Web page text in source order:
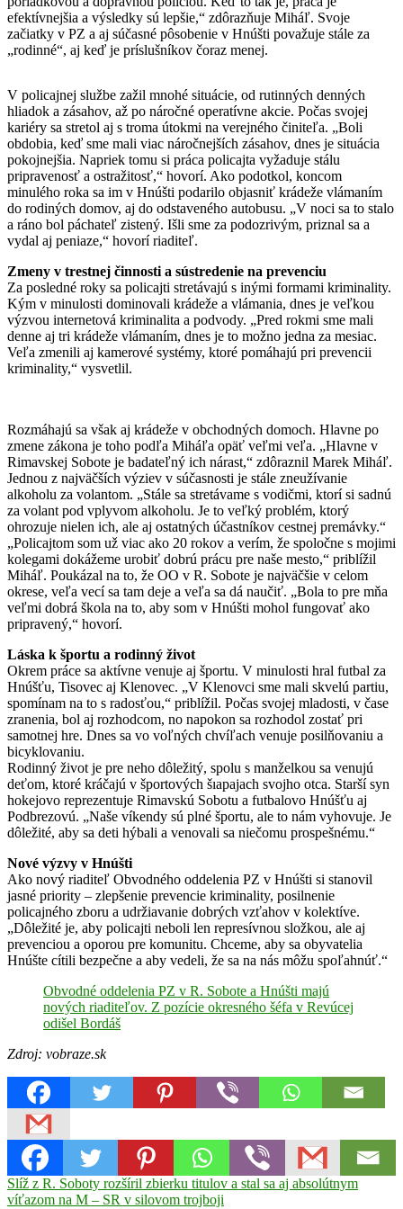
efektívnejšia a výsledky sú lepšie,“ zdôrazňuje Miháľ. Svoje
začiatky v PZ a aj súčasné pôsobenie v Hnúšti považuje stále za
„rodinné“, aj keď je príslušníkov čoraz menej.
V policajnej službe zažil mnohé situácie, od rutinných denných
hliadok a zásahov, až po náročné operatívne akcie. Počas svojej
kariéry sa stretol aj s troma útokmi na verejného činiteľa. „Boli
obdobia, keď sme mali viac náročnejších zásahov, dnes je situácia
pokojnejšia. Napriek tomu si práca policajta vyžaduje stálu
pripravenosť a ostražitosť,“ hovorí. Ako podotkol, koncom
minulého roka sa im v Hnúšti podarilo objasniť krádeže vlámaním
do rodiných domov, aj do odstaveného autobusu. „V noci sa to stalo
a ráno bol páchateľ zistený. Išli sme za podozrivým, priznal sa a
vydal aj peniaze,“ hovorí riaditeľ.
Zmeny v trestnej činnosti a sústredenie na prevenciu
Za posledné roky sa policajti stretávajú s inými formami kriminality.
Kým v minulosti dominovali krádeže a vlámania, dnes je veľkou
výzvou internetová kriminalita a podvody. „Pred rokmi sme mali
denne aj tri krádeže vlámaním, dnes je to možno jedna za mesiac.
Veľa zmenili aj kamerové systémy, ktoré pomáhajú pri prevencii
kriminality,“ vysvetlil.
Rozmáhajú sa však aj krádeže v obchodných domoch. Hlavne po
zmene zákona je toho podľa Miháľa opäť veľmi veľa. „Hlavne v
Rimavskej Sobote je badateľný ich nárast,“ zdôraznil Marek Miháľ.
Jednou z najväčších výziev v súčasnosti je stále zneužívanie
alkoholu za volantom. „Stále sa stretávame s vodičmi, ktorí si sadnú
za volant pod vplyvom alkoholu. Je to veľký problém, ktorý
ohrozuje nielen ich, ale aj ostatných účastníkov cestnej premávky.“
„Policajtom som už viac ako 20 rokov a verím, že spoločne s mojimi
kolegami dokážeme urobiť dobrú prácu pre naše mesto,“ priblížil
Miháľ. Poukázal na to, že OO v R. Sobote je najväčšie v celom
okrese, veľa vecí sa tam deje a veľa sa dá naučiť. „Bola to pre mňa
veľmi dobrá škola na to, aby som v Hnúšti mohol fungovať ako
pripravený,“ hovorí.
Láska k športu a rodinný život
Okrem práce sa aktívne venuje aj športu. V minulosti hral futbal za
Hnúšťu, Tisovec aj Klenovec. „V Klenovci sme mali skvelú partiu,
spomínam na to s radosťou,“ priblížil. Počas svojej mladosti, v čase
zranenia, bol aj rozhodcom, no napokon sa rozhodol zostať pri
samotnej hre. Dnes sa vo voľných chvíľach venuje posilňovaniu a
bicyklovaniu.
Rodinný život je pre neho dôležitý, spolu s manželkou sa venujú
deťom, ktoré kráčajú v športových šıapajach svojho otca. Starší syn
hokejovo reprezentuje Rimavskú Sobotu a futbalovo Hnúšťu aj
Podbrezovú. „Naše víkendy sú plné športu, ale to nám vyhovuje. Je
dôležité, aby sa deti hýbali a venovali sa niečomu prospešnému.“
Nové výzvy v Hnúšti
Ako nový riaditeľ Obvodného oddelenia PZ v Hnúšti si stanovil
jasné priority – zlepšenie prevencie kriminality, posilnenie
policajného zboru a udržiavanie dobrých vzťahov v kolektíve.
„Dôležité je, aby policajti neboli len represívnou složkou, ale aj
prevenciou a oporou pre komunitu. Chceme, aby sa obyvatelia
Hnúšte cítili bezpečne a aby vedeli, že sa na nás môžu spoľahnúť.“
Obvodné oddelenia PZ v R. Sobote a Hnúšti majú
nových riaditeľov. Z pozície okresného šéfa v Revúcej
odišel Bordáš
Zdroj: vobraze.sk
Navigácia
Previous
Post:
Slíž z R. Soboty rozšíril zbierku titulov a stal sa aj absolútnym
víťazom na M – SR v silovom trojboji